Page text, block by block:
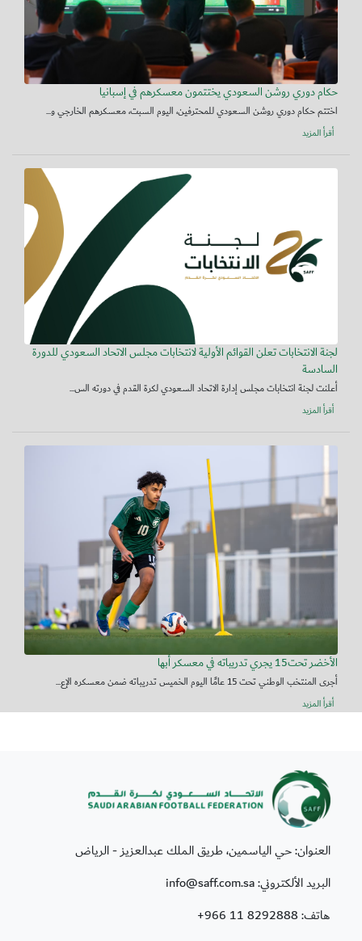
حكام دوري روشن السعودي يختتمون معسكرهم في إسبانيا
اختتم حكام دوري روشن السعودي للمحترفين، اليوم السبت، معسكرهم الخارجي و...
أقرأ المزيد
لجنة الانتخابات تعلن القوائم الأولية لانتخابات مجلس الاتحاد السعودي للدورة
السادسة
أعلنت لجنة انتخابات مجلس إدارة الاتحاد السعودي لكرة القدم في دورته الس...
أقرأ المزيد
الأخضر تحت15 يجري تدريباته في معسكر أبها
أجرى المنتخب الوطني تحت 15 عامًا اليوم الخميس تدريباته ضمن معسكره الإع...
أقرأ المزيد
العنوان: حي الياسمين، طريق الملك عبدالعزيز - الرياض
البريد الألكتروني: info@saff.com.sa
هاتف:+966 11 8292888